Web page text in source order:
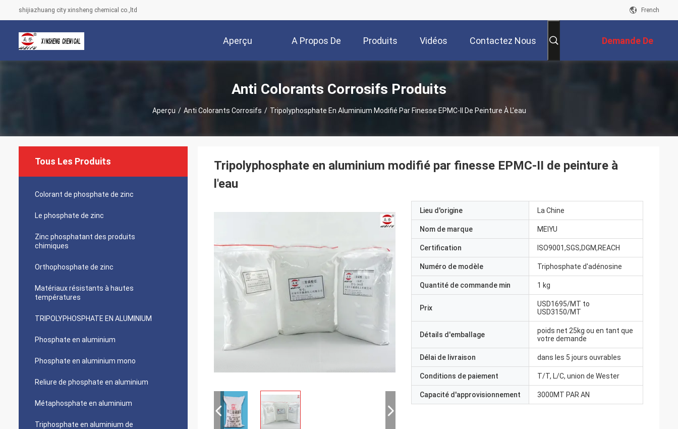
shijiazhuang city xinsheng chemical co.,ltd French
Aperçu A Propos De
Nous
Produits Vidéos Contactez Nous Demande De
Soumission
Anti Colorants Corrosifs Produits
Aperçu / Anti Colorants Corrosifs / Tripolyphosphate En Aluminium Modifié Par Finesse EPMC-II De Peinture À L'eau
Tous Les Produits
Colorant de phosphate de zinc
Le phosphate de zinc
Zinc phosphatant des produits
chimiques
Orthophosphate de zinc
Matériaux résistants à hautes
températures
TRIPOLYPHOSPHATE EN ALUMINIUM
Phosphate en aluminium
Phosphate en aluminium mono
Reliure de phosphate en aluminium
Métaphosphate en aluminium
Triphosphate en aluminium de
Tripolyphosphate en aluminium modifié par finesse EPMC-II de peinture à
l'eau
Lieu d'origine La Chine
Nom de marque MEIYU
Certification ISO9001,SGS,DGM,REACH
Numéro de modèle Triphosphate d'adénosine
Quantité de commande min 1 kg
Prix
USD1695/MT to
USD3150/MT
Détails d'emballage
poids net 25kg ou en tant que
votre demande
Délai de livraison dans les 5 jours ouvrables
Conditions de paiement T/T, L/C, union de Wester
Capacité d'approvisionnement 3000MT PAR AN